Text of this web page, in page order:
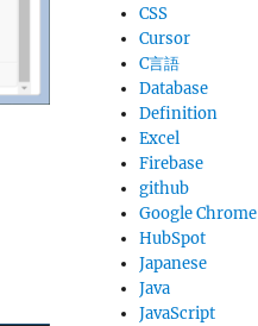
CSS
Cursor
C言語
Database
Definition
Excel
Firebase
github
Google Chrome
HubSpot
Japanese
Java
JavaScript